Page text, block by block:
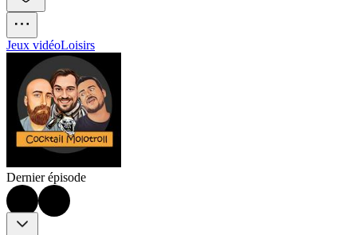
Jeux vidéoLoisirs
Dernier épisode